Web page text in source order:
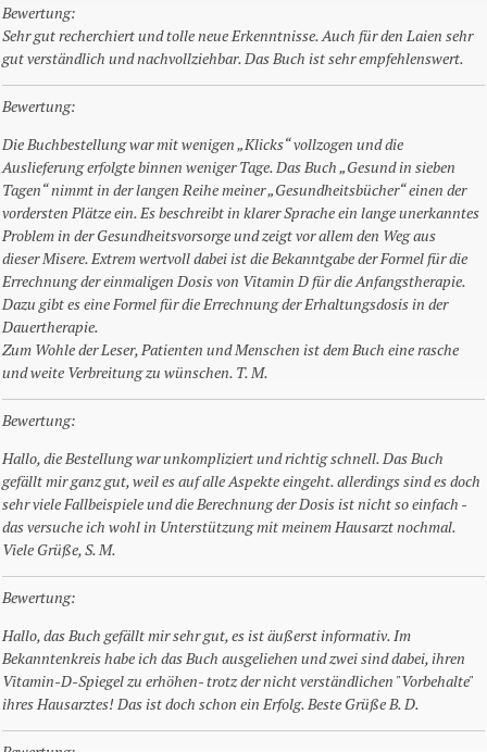
Bewertung:
Sehr gut recherchiert und tolle neue Erkenntnisse. Auch für den Laien sehr
gut verständlich und nachvollziehbar. Das Buch ist sehr empfehlenswert.
Bewertung:
Die Buchbestellung war mit wenigen „Klicks“ vollzogen und die
Auslieferung erfolgte binnen weniger Tage. Das Buch „Gesund in sieben
Tagen“ nimmt in der langen Reihe meiner „Gesundheitsbücher“ einen der
vordersten Plätze ein. Es beschreibt in klarer Sprache ein lange unerkanntes
Problem in der Gesundheitsvorsorge und zeigt vor allem den Weg aus
dieser Misere. Extrem wertvoll dabei ist die Bekanntgabe der Formel für die
Errechnung der einmaligen Dosis von Vitamin D für die Anfangstherapie.
Dazu gibt es eine Formel für die Errechnung der Erhaltungsdosis in der
Dauertherapie.
Zum Wohle der Leser, Patienten und Menschen ist dem Buch eine rasche
und weite Verbreitung zu wünschen. T. M.
Bewertung:
Hallo, die Bestellung war unkompliziert und richtig schnell. Das Buch
gefällt mir ganz gut, weil es auf alle Aspekte eingeht. allerdings sind es doch
sehr viele Fallbeispiele und die Berechnung der Dosis ist nicht so einfach -
das versuche ich wohl in Unterstützung mit meinem Hausarzt nochmal.
Viele Grüße, S. M.
Bewertung:
Hallo, das Buch gefällt mir sehr gut, es ist äußerst informativ. Im
Bekanntenkreis habe ich das Buch ausgeliehen und zwei sind dabei, ihren
Vitamin-D-Spiegel zu erhöhen- trotz der nicht verständlichen "Vorbehalte"
ihres Hausarztes! Das ist doch schon ein Erfolg. Beste Grüße B. D.